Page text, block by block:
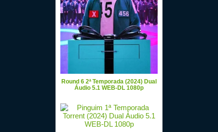
Round 6 2ª Temporada (2024) Dual
Áudio 5.1 WEB-DL 1080p